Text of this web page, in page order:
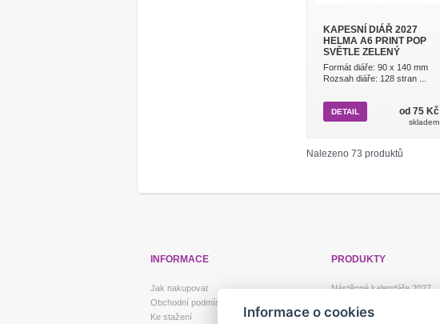
KAPESNÍ DIÁŘ 2027
HELMA A6 PRINT POP
SVĚTLE ZELENÝ
Formát diáře: 90 x 140 mm
Rozsah diáře: 128 stran ...
od 75 Kč
skladem
DETAIL
Nalezeno 73 produktů
INFORMACE
Jak nakupovat
Obchodní podmínky
Ke stažení
PRODUKTY
Nástěnné kalendáře 2027
Stolní kalendáře 2027
Informace o cookies